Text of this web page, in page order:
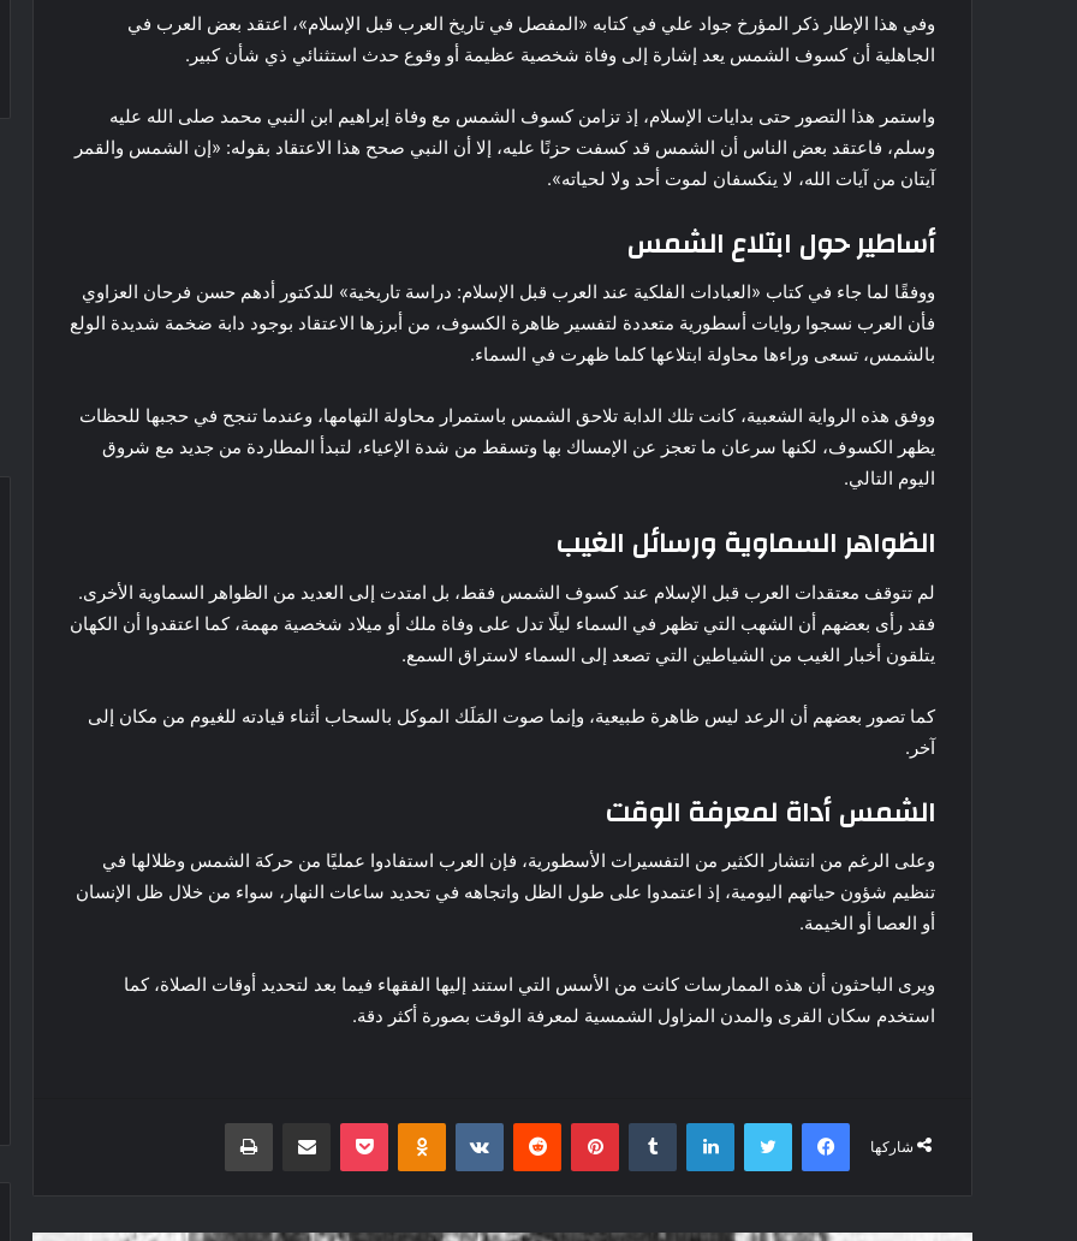
وفي هذا الإطار ذكر المؤرخ جواد علي في كتابه «المفصل في تاريخ العرب قبل الإسلام»، اعتقد بعض العرب في
الجاهلية أن كسوف الشمس يعد إشارة إلى وفاة شخصية عظيمة أو وقوع حدث استثنائي ذي شأن كبير.
واستمر هذا التصور حتى بدايات الإسلام، إذ تزامن كسوف الشمس مع وفاة إبراهيم ابن النبي محمد صلى الله عليه
وسلم، فاعتقد بعض الناس أن الشمس قد كسفت حزنًا عليه، إلا أن النبي صحح هذا الاعتقاد بقوله: «إن الشمس والقمر
آيتان من آيات الله، لا ينكسفان لموت أحد ولا لحياته».
أساطير حول ابتلاع الشمس
ووفقًا لما جاء في كتاب «العبادات الفلكية عند العرب قبل الإسلام: دراسة تاريخية» للدكتور أدهم حسن فرحان العزاوي
فأن العرب نسجوا روايات أسطورية متعددة لتفسير ظاهرة الكسوف، من أبرزها الاعتقاد بوجود دابة ضخمة شديدة الولع
بالشمس، تسعى وراءها محاولة ابتلاعها كلما ظهرت في السماء.
ووفق هذه الرواية الشعبية، كانت تلك الدابة تلاحق الشمس باستمرار محاولة التهامها، وعندما تنجح في حجبها للحظات
يظهر الكسوف، لكنها سرعان ما تعجز عن الإمساك بها وتسقط من شدة الإعياء، لتبدأ المطاردة من جديد مع شروق
اليوم التالي.
الظواهر السماوية ورسائل الغيب
لم تتوقف معتقدات العرب قبل الإسلام عند كسوف الشمس فقط، بل امتدت إلى العديد من الظواهر السماوية الأخرى.
فقد رأى بعضهم أن الشهب التي تظهر في السماء ليلًا تدل على وفاة ملك أو ميلاد شخصية مهمة، كما اعتقدوا أن الكهان
يتلقون أخبار الغيب من الشياطين التي تصعد إلى السماء لاستراق السمع.
كما تصور بعضهم أن الرعد ليس ظاهرة طبيعية، وإنما صوت المَلَك الموكل بالسحاب أثناء قيادته للغيوم من مكان إلى
آخر.
الشمس أداة لمعرفة الوقت
وعلى الرغم من انتشار الكثير من التفسيرات الأسطورية، فإن العرب استفادوا عمليًا من حركة الشمس وظلالها في
تنظيم شؤون حياتهم اليومية، إذ اعتمدوا على طول الظل واتجاهه في تحديد ساعات النهار، سواء من خلال ظل الإنسان
أو العصا أو الخيمة.
ويرى الباحثون أن هذه الممارسات كانت من الأسس التي استند إليها الفقهاء فيما بعد لتحديد أوقات الصلاة، كما
استخدم سكان القرى والمدن المزاول الشمسية لمعرفة الوقت بصورة أكثر دقة.
شاركها
فيسبوك تويتر لينكدإن بينتيريست Odnoklassniki
بوكيت مشاركة عبر البريد طباعة